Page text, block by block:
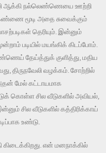
குழி ஆக்கி நல்லெண்ணெயை ஊற்றி
கண்ணை மூடி அதை சுவைக்கும்
தெரியும். இன்னும்
படியில் மயங்கிக் கிடப்போம்.
தேய்த்துக் குளித்து, மதிய
திருநவேலி வழக்கம். சோற்றில்
மேல் கட்டாயமாக
கொள்ள சில வீடுகளில் அவியல்,
சில வீடுகளில் கத்திரிக்காய்
உண்டு.
என் மனநாக்கில்